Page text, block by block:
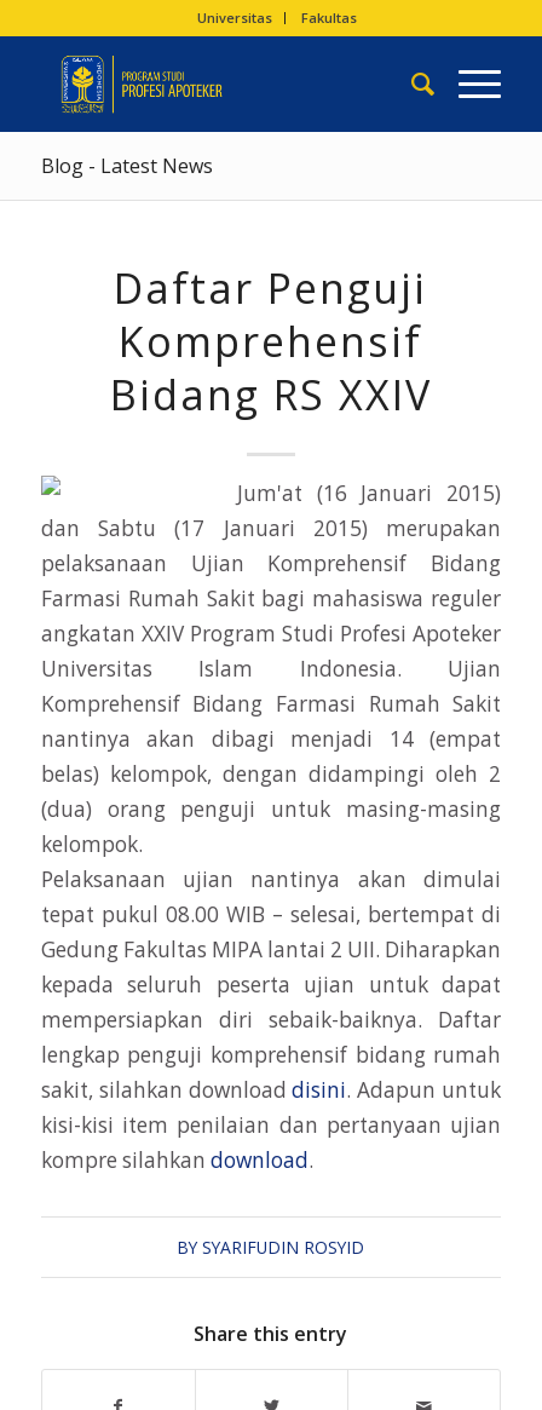
Universitas Fakultas
Blog - Latest News
Daftar Penguji
Komprehensif
Bidang RS XXIV
Jum'at (16 Januari 2015)
dan Sabtu (17 Januari 2015) merupakan
pelaksanaan Ujian Komprehensif Bidang
Farmasi Rumah Sakit bagi mahasiswa reguler
angkatan XXIV Program Studi Profesi Apoteker
Universitas Islam Indonesia. Ujian
Komprehensif Bidang Farmasi Rumah Sakit
nantinya akan dibagi menjadi 14 (empat
belas) kelompok, dengan didampingi oleh 2
(dua) orang penguji untuk masing-masing
kelompok.
Pelaksanaan ujian nantinya akan dimulai
tepat pukul 08.00 WIB – selesai, bertempat di
Gedung Fakultas MIPA lantai 2 UII. Diharapkan
kepada seluruh peserta ujian untuk dapat
mempersiapkan diri sebaik-baiknya. Daftar
lengkap penguji komprehensif bidang rumah
sakit, silahkan downloaddisini. Adapun untuk
kisi-kisi item penilaian dan pertanyaan ujian
kompre silahkan download.
BYSYARIFUDIN ROSYID
Share this entry